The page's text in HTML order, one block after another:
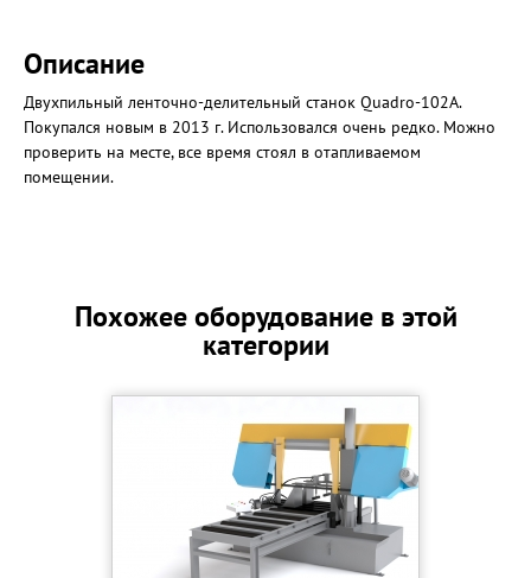
Описание
Двухпильный ленточно-делительный станок Quadro-102A.
Покупался новым в 2013 г. Использовался очень редко. Можно
проверить на месте, все время стоял в отапливаемом
помещении.
Похожее оборудование в этой
категории